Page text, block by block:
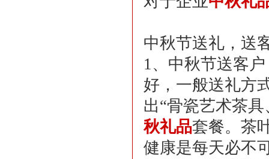
中秋节送礼，送
1、中秋节送客
好，一般送礼方
出“骨瓷艺术茶
秋礼品套餐。茶
健康是每天必不